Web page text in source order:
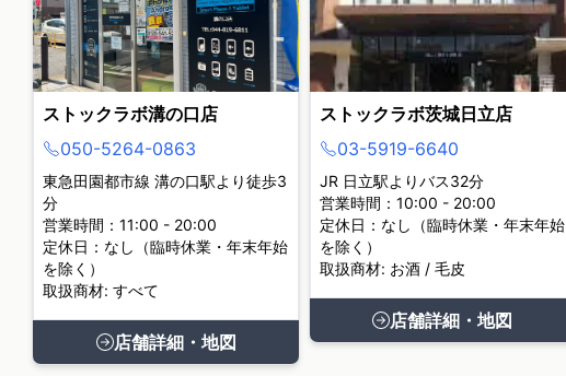
ストックラボ溝の口店
050-5264-0863
東急田園都市線 溝の口駅より徒歩3
分
営業時間：11:00 - 20:00
定休日：なし（臨時休業・年末年始
を除く）
取扱商材: すべて
店舗詳細・地図
ストックラボ茨城日立店
03-5919-6640
JR 日立駅よりバス32分
営業時間：10:00 - 20:00
定休日：なし（臨時休業・年末年始
を除く）
取扱商材: お酒 / 毛皮
店舗詳細・地図